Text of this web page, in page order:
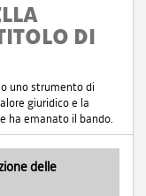
DI
uno strumento di
giuridico e la
ha emanato il bando.
delle